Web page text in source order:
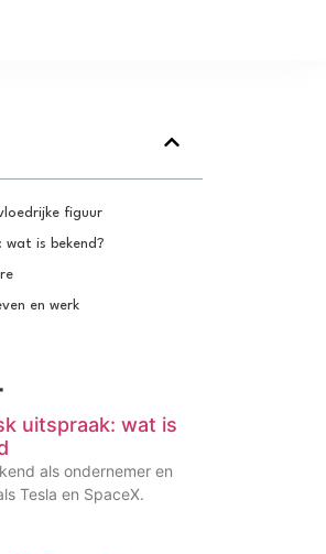
figuur
wat is bekend?
en werk
uitspraak: wat is
als ondernemer en
Tesla en SpaceX.